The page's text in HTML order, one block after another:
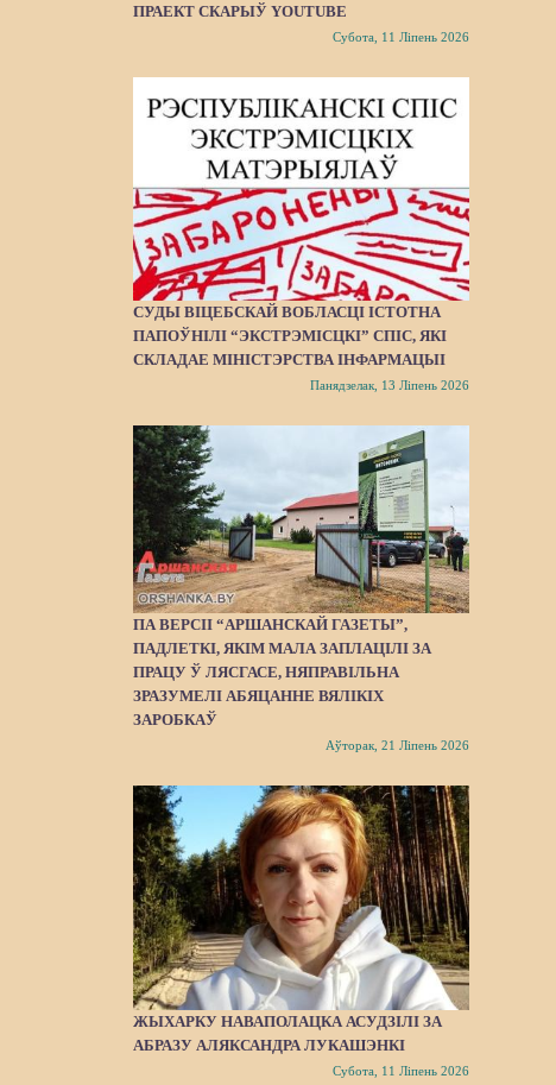
ПРАЕКТ СКАРЫЎ YOUTUBE
Субота, 11 Ліпень 2026
СУДЫ ВІЦЕБСКАЙ ВОБЛАСЦІ ІСТОТНА
ПАПОЎНІЛІ “ЭКСТРЭМІСЦКІ” СПІС, ЯКІ
СКЛАДАЕ МІНІСТЭРСТВА ІНФАРМАЦЫІ
Панядзелак, 13 Ліпень 2026
ПА ВЕРСІІ “АРШАНСКАЙ ГАЗЕТЫ”,
ПАДЛЕТКІ, ЯКІМ МАЛА ЗАПЛАЦІЛІ ЗА
ПРАЦУ Ў ЛЯСГАСЕ, НЯПРАВІЛЬНА
ЗРАЗУМЕЛІ АБЯЦАННЕ ВЯЛІКІХ
ЗАРОБКАЎ
Аўторак, 21 Ліпень 2026
ЖЫХАРКУ НАВАПОЛАЦКА АСУДЗІЛІ ЗА
АБРАЗУ АЛЯКСАНДРА ЛУКАШЭНКІ
Субота, 11 Ліпень 2026